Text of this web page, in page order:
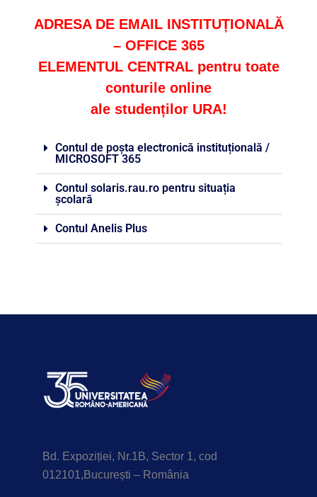
ADRESA DE EMAIL INSTITUȚIONALĂ
– OFFICE 365
ELEMENTUL CENTRAL pentru toate
conturile online
ale studenților URA!
Contul de poșta electronică instituțională /
MICROSOFT 365
Contul solaris.rau.ro pentru situația
școlară
Contul Anelis Plus
Bd. Expoziției, Nr.1B, Sector 1, cod
012101,București – România